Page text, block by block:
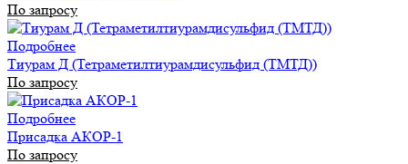
По запросу
Подробнее
Тиурам Д (Тетраметилтиурамдисульфид (ТМТД))
По запросу
Подробнее
Присадка АКОР-1
По запросу